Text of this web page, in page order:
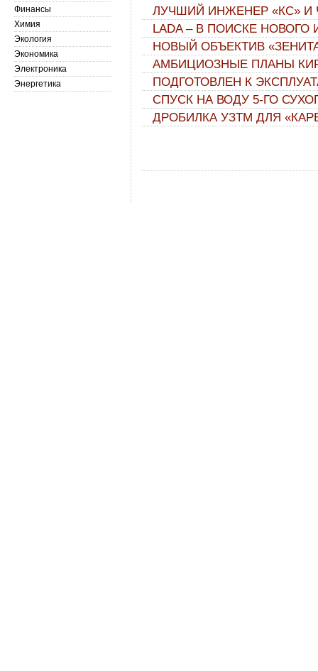
ЛУЧШИЙ ИНЖЕНЕР «КС» И
LADA – В ПОИСКЕ НОВОГО
НОВЫЙ ОБЪЕКТИВ
АМБИЦИОЗНЫЕ ПЛАНЫ
ПОДГОТОВЛЕН К
СПУСК НА ВОДУ 5-ГО
ДРОБИЛКА УЗТМ ДЛЯ
Финансы
Химия
Экология
Экономика
Электроника
Энергетика